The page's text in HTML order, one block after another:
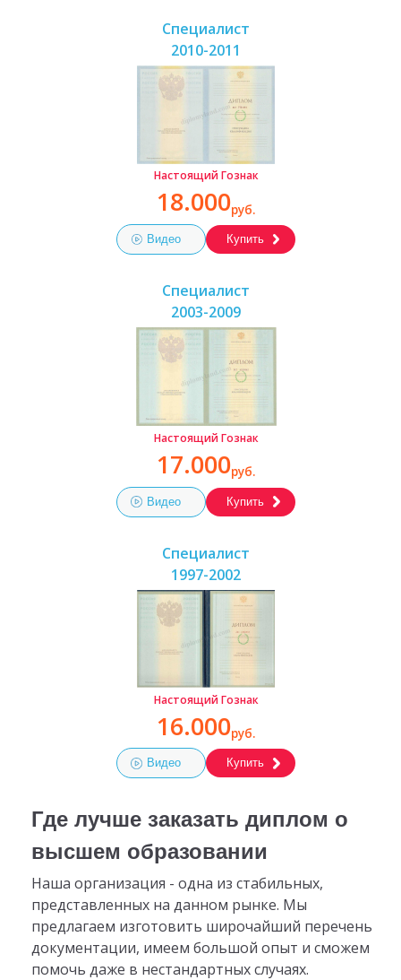
Специалист
2010-2011
Настоящий Гознак
18.000руб.
Видео Купить
Специалист
2003-2009
Настоящий Гознак
17.000руб.
Видео Купить
Специалист
1997-2002
Настоящий Гознак
16.000руб.
Видео Купить
Где лучше заказать диплом о
высшем образовании
Наша организация - одна из стабильных,
представленных на данном рынке. Мы
предлагаем изготовить широчайший перечень
документации, имеем большой опыт и сможем
помочь даже в нестандартных случаях.